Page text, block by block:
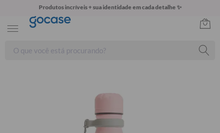
Produtos incríveis + sua identidade em cada detalhe ✨